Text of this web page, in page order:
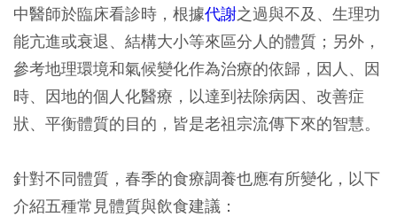
中醫師於臨床看診時，根據代謝之過與不及、生理功
能亢進或衰退、結構大小等來區分人的體質；另外，
參考地理環境和氣候變化作為治療的依歸，因人、因
時、因地的個人化醫療，以達到祛除病因、改善症
狀、平衡體質的目的，皆是老祖宗流傳下來的智慧。
針對不同體質，春季的食療調養也應有所變化，以下
介紹五種常見體質與飲食建議：